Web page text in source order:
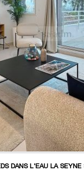
DANS L'EAU LA SEYNE